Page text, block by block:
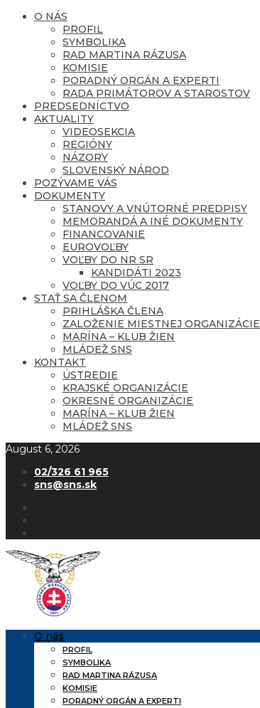
O NÁS
PROFIL
SYMBOLIKA
RAD MARTINA RÁZUSA
KOMISIE
PORADNÝ ORGÁN A EXPERTI
RADA PRIMÁTOROV A STAROSTOV
PREDSEDNÍCTVO
AKTUALITY
VIDEOSEKCIA
REGIÓNY
NÁZORY
SLOVENSKÝ NÁROD
POZÝVAME VÁS
DOKUMENTY
STANOVY A VNÚTORNÉ PREDPISY
MEMORANDÁ A INÉ DOKUMENTY
FINANCOVANIE
EUROVOĽBY
VOĽBY DO NR SR
KANDIDÁTI 2023
VOĽBY DO VÚC 2017
STAŤ SA ČLENOM
PRIHLÁŠKA ČLENA
ZALOŽENIE MIESTNEJ ORGANIZÁCIE
MARÍNA – KLUB ŽIEN
MLÁDEŽ SNS
KONTAKT
ÚSTREDIE
KRAJSKÉ ORGANIZÁCIE
OKRESNÉ ORGANIZÁCIE
MARÍNA – KLUB ŽIEN
MLÁDEŽ SNS
August 6, 2026
02/326 61 965
sns@sns.sk
O nás
PROFIL
SYMBOLIKA
RAD MARTINA RÁZUSA
KOMISIE
PORADNÝ ORGÁN A EXPERTI